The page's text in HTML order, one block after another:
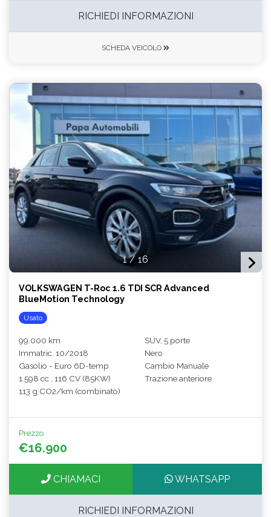
RICHIEDI INFORMAZIONI
SCHEDA VEICOLO
1/ 16
VOLKSWAGEN T-Roc 1.6 TDI SCR Advanced
BlueMotion Technology
Usato
99.000 km
Immatric. 10/2018
Gasolio - Euro 6D-temp
1.598 cc , 116 CV (85KW)
113 g CO2/km (combinato)
SUV, 5 porte
Nero
Cambio Manuale
Trazione anteriore
Prezzo
€16.900
CHIAMACI WHATSAPP
RICHIEDI INFORMAZIONI